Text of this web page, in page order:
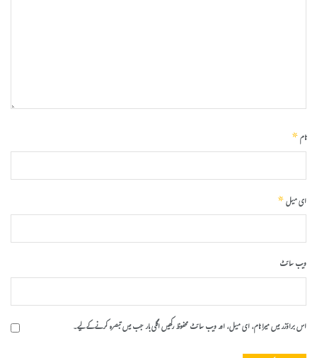
نام*
ای میل*
ویب‌ سائٹ
اس براؤزر میں میرا نام، ای میل، اور ویب سائٹ محفوظ رکھیں اگلی بار جب میں تبصرہ کرنے کےلیے۔